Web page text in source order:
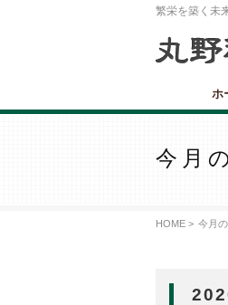
繁栄を築く未
ホ
今月
HOME > 今月